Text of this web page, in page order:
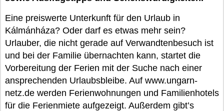
Eine preiswerte Unterkunft für den Urlaub in
Kálmánháza? Oder darf es etwas mehr sein?
Urlauber, die nicht gerade auf Verwandtenbesuch ist
und bei der Familie übernachten kann, startet die
Vorbereitung der Ferien mit der Suche nach einer
ansprechenden Urlaubsbleibe. Auf www.ungarn-
netz.de werden Ferienwohnungen und Familienhotels
für die Ferienmiete aufgezeigt. Außerdem gibt’s